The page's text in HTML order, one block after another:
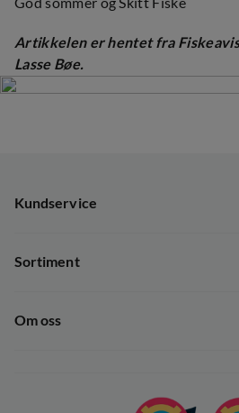
Artikkelen er hentet fra
Lasse Bøe.
Kundservice
Dataskyddspolicy
Sortiment
Om oss